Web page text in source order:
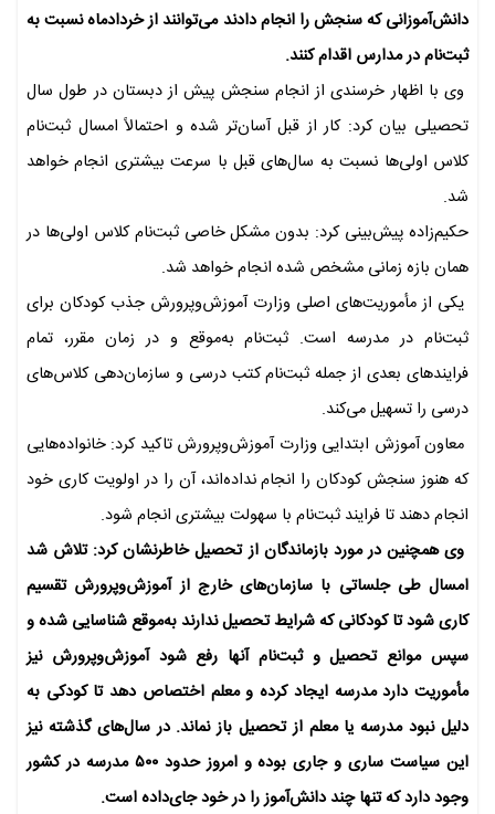
دانش‌آموزانی که سنجش را انجام دادند می‌توانند از خردادماه نسبت به
ثبت‌نام در مدارس اقدام کنند.
وی با اظهار خرسندی از انجام سنجش پیش از دبستان در طول سال
تحصیلی بیان کرد: کار از قبل آسان‌تر شده و احتمالاً امسال ثبت‌نام
کلاس اولی‌ها نسبت به سال‌های قبل با سرعت بیشتری انجام خواهد
شد.
حکیم‌زاده پیش‌بینی کرد: بدون مشکل خاصی ثبت‌نام کلاس اولی‌ها در
همان بازه زمانی مشخص شده انجام خواهد شد.
یکی از مأموریت‌های اصلی وزارت آموزش‌وپرورش جذب کودکان برای
ثبت‌نام در مدرسه است. ثبت‌نام به‌موقع و در زمان مقرر، تمام
فرایندهای بعدی از جمله ثبت‌نام کتب درسی و سازمان‌دهی کلاس‌های
درسی را تسهیل می‌کند.
معاون آموزش ابتدایی وزارت آموزش‌وپرورش تاکید کرد: خانواده‌هایی
که هنوز سنجش کودکان را انجام نداده‌اند، آن را در اولویت کاری خود
انجام دهند تا فرایند ثبت‌نام با سهولت بیشتری انجام شود.
وی همچنین در مورد بازماندگان از تحصیل خاطرنشان کرد: تلاش شد
امسال طی جلساتی با سازمان‌های خارج از آموزش‌وپرورش تقسیم
کاری شود تا کودکانی که شرایط تحصیل ندارند به‌موقع شناسایی شده و
سپس موانع تحصیل و ثبت‌نام آنها رفع شود آموزش‌وپرورش نیز
مأموریت دارد مدرسه ایجاد کرده و معلم اختصاص دهد تا کودکی به
دلیل نبود مدرسه یا معلم از تحصیل باز نماند. در سال‌های گذشته نیز
این سیاست ساری و جاری بوده و امروز حدود ۵۰۰ مدرسه در کشور
وجود دارد که تنها چند دانش‌آموز را در خود جای‌داده است.